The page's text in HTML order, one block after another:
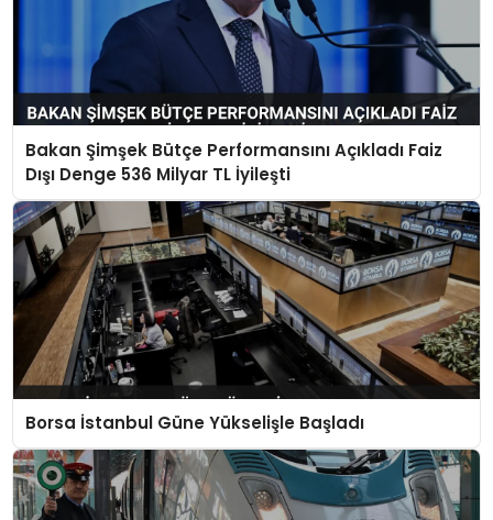
Bakan Şimşek Bütçe Performansını Açıkladı Faiz
Dışı Denge 536 Milyar TL İyileşti
Borsa İstanbul Güne Yükselişle Başladı